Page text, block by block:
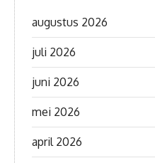
augustus 2026
juli 2026
juni 2026
mei 2026
april 2026